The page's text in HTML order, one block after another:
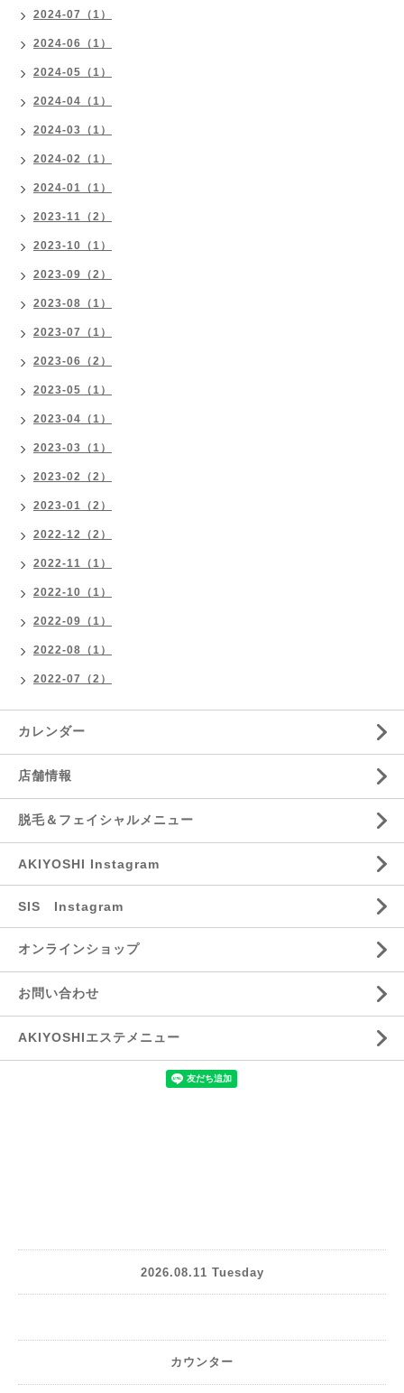
2024-07（1）
2024-06（1）
2024-05（1）
2024-04（1）
2024-03（1）
2024-02（1）
2024-01（1）
2023-11（2）
2023-10（1）
2023-09（2）
2023-08（1）
2023-07（1）
2023-06（2）
2023-05（1）
2023-04（1）
2023-03（1）
2023-02（2）
2023-01（2）
2022-12（2）
2022-11（1）
2022-10（1）
2022-09（1）
2022-08（1）
2022-07（2）
カレンダー
店舗情報
脱毛＆フェイシャルメニュー
AKIYOSHI Instagram
SIS Instagram
オンラインショップ
お問い合わせ
AKIYOSHIエステメニュー
2026.08.11 Tuesday
カウンター